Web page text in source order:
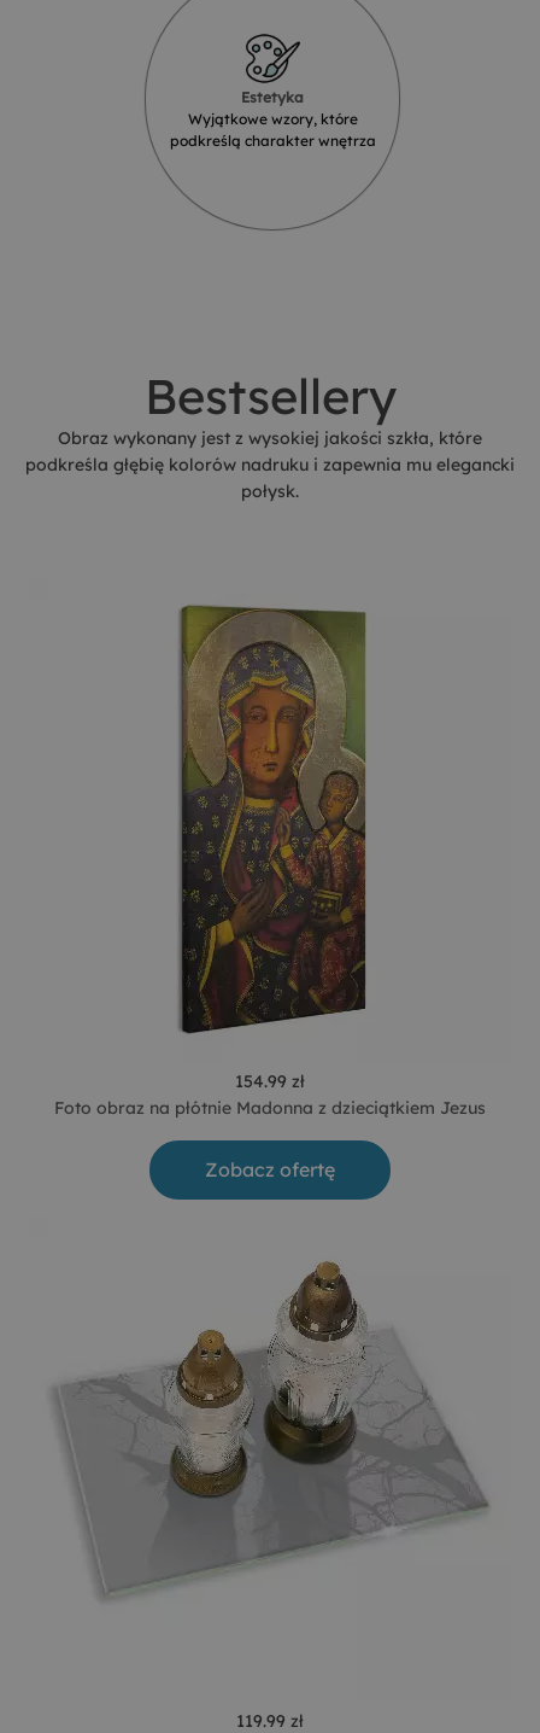
Estetyka
Wyjątkowe wzory, które
podkreślą charakter wnętrza
Bestsellery
Obraz wykonany jest z wysokiej jakości szkła, które
podkreśla głębię kolorów nadruku i zapewnia mu elegancki
połysk.
154.99 zł
Foto obraz na płótnie Madonna z dzieciątkiem Jezus
Zobacz ofertę
119.99 zł